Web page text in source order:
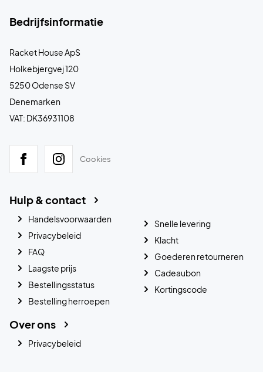
Bedrijfsinformatie
Racket House ApS
Holkebjergvej 120
5250 Odense SV
Denemarken
VAT: DK36931108
Cookies
Hulp & contact
Handelsvoorwaarden
Privacybeleid
FAQ
Laagste prijs
Bestellingsstatus
Bestelling herroepen
Snelle levering
Klacht
Goederen retourneren
Cadeaubon
Kortingscode
Over ons
Privacybeleid